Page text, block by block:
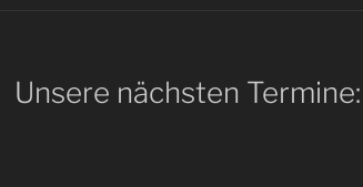
Unsere nächsten Termine: